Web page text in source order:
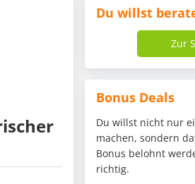
Du willst
Zur
Bonus Deals
Du willst nicht nur
machen, sondern
Bonus belohnt
richtig.